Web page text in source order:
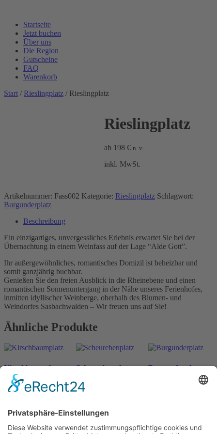
Startseite
Jetzt buchen
Über uns
Die Region
Gutscheine
FAQ
Warenkorb
Start / Rieslingplatz / Rieslingplatz
Rieslingplatz
ab 198€ n. v.
inkl. MwSt.
Artikelnummer: Fass002 Kategorie: Rieslingplatz Schlagwort:
Burgunderplatz
Beschreibung
Ein einzigartiges, unvergessliches Erlebnis erwartet Sie bei der
Übernachtung in einem Weinfass auf der Lage “Alde Gott”.
Ihr außergewöhnliches, romantisches Domizil ist beheizbar und
somit ganzjährig buchbar.
Genießen Sie den freien Ausblick in die Rheinebene und einen
romantischen Sonnenuntergang in der Nähe unseres Ferienhofes,
inmitten idyllischer Weinberge, oberhalb des Blumen- und
Weindorfes Sasbachwalden – Wir freuen uns auf Sie!
Ähnliche Produkte
Kirschbaumplatz
ab198 n. v.
Scheurebenplatz Burgunderplatz